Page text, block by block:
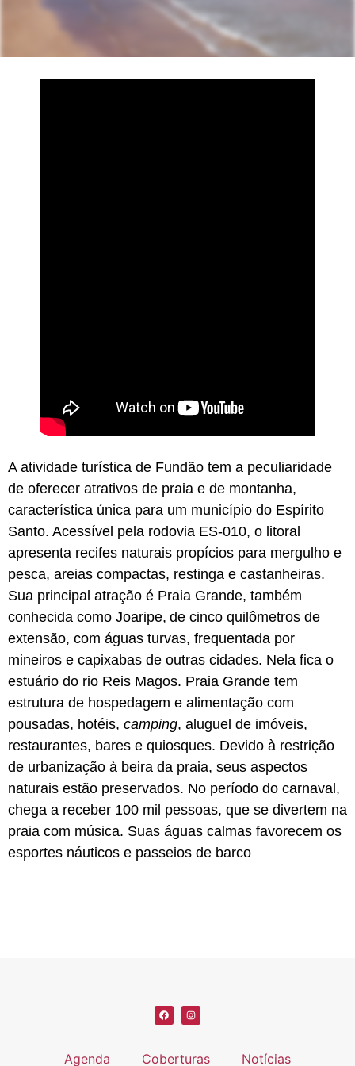
A atividade turística de Fundão tem a peculiaridade
de oferecer atrativos de praia e de montanha,
característica única para um município do Espírito
Santo. Acessível pela rodovia ES-010, o litoral
apresenta recifes naturais propícios para mergulho e
pesca, areias compactas, restinga e castanheiras.
Sua principal atração é Praia Grande, também
conhecida como Joaripe, de cinco quilômetros de
extensão, com águas turvas, frequentada por
mineiros e capixabas de outras cidades. Nela fica o
estuário do rio Reis Magos. Praia Grande tem
estrutura de hospedagem e alimentação com
pousadas, hotéis, camping, aluguel de imóveis,
restaurantes, bares e quiosques. Devido à restrição
de urbanização à beira da praia, seus aspectos
naturais estão preservados. No período do carnaval,
chega a receber 100 mil pessoas, que se divertem na
praia com música. Suas águas calmas favorecem os
esportes náuticos e passeios de barco
Agenda Coberturas Notícias